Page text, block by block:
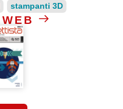
stampanti 3D